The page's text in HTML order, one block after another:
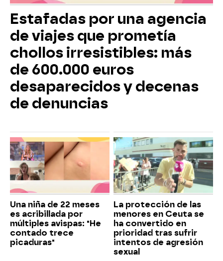
Estafadas por una agencia
de viajes que prometía
chollos irresistibles: más
de 600.000 euros
desaparecidos y decenas
de denuncias
Una niña de 22 meses
es acribillada por
múltiples avispas: "He
contado trece
picaduras"
La protección de las
menores en Ceuta se
ha convertido en
prioridad tras sufrir
intentos de agresión
sexual